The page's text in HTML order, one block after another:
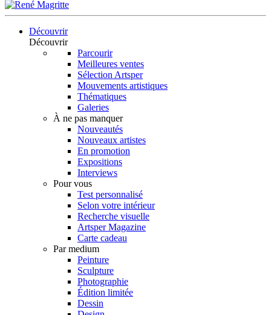
Découvrir
Découvrir
Parcourir
Meilleures ventes
Sélection Artsper
Mouvements artistiques
Thématiques
Galeries
À ne pas manquer
Nouveautés
Nouveaux artistes
En promotion
Expositions
Interviews
Pour vous
Test personnalisé
Selon votre intérieur
Recherche visuelle
Artsper Magazine
Carte cadeau
Par medium
Peinture
Sculpture
Photographie
Édition limitée
Dessin